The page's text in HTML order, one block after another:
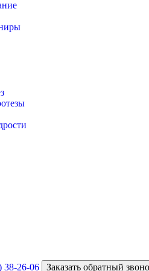
38-26-06 Заказать обратный